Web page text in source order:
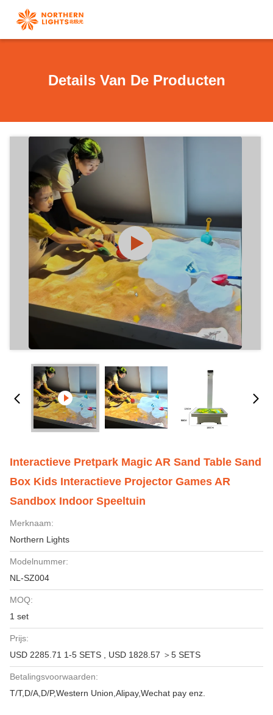
Details Van De Producten
Interactieve Pretpark Magic AR Sand Table Sand
Box Kids Interactieve Projector Games AR
Sandbox Indoor Speeltuin
Merknaam:
Northern Lights
Modelnummer:
NL-SZ004
MOQ:
1 set
Prijs:
USD 2285.71 1-5 SETS , USD 1828.57 ＞5 SETS
Betalingsvoorwaarden:
T/T,D/A,D/P,Western Union,Alipay,Wechat pay enz.